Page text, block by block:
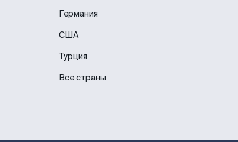
Германия
США
Турция
Все страны